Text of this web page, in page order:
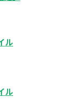
ル
ル